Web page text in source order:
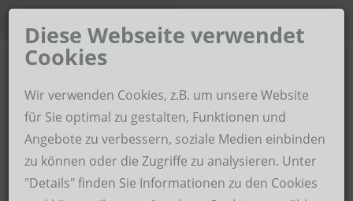
Diese Webseite verwendet
Cookies
Wir verwenden Cookies, z.B. um unsere Website
für Sie optimal zu gestalten, Funktionen und
Angebote zu verbessern, soziale Medien einbinden
zu können oder die Zugriffe zu analysieren. Unter
"Details" finden Sie Informationen zu den Cookies
Gruppe
Home
Hoffmann Zeitarbeit im Revier
Hoffmann Personaldienstleistungen
Hoffmann Schweißservice
Über uns